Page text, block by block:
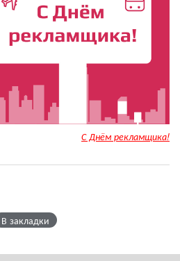
С Днём рекламщика!
В закладки